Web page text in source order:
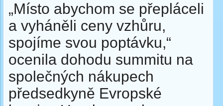
„Místo abychom se přepláceli
a vyháněli ceny vzhůru,
spojíme svou poptávku,“
ocenila dohodu summitu na
společných nákupech
předsedkyně Evropské